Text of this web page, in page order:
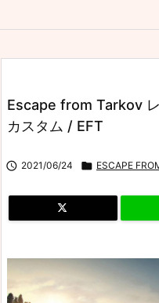
Escape from Tarkov
カスタム / EFT
 2021/06/24  ESCAPE